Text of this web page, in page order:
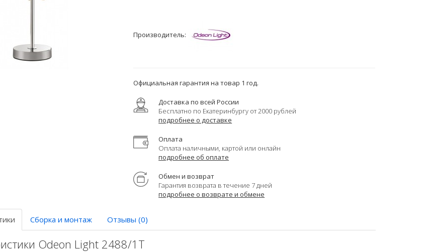
Производитель:
Официальная гарантия на товар 1 год.
Доставка по всей России
Бесплатно по Екатеринбургу от 2000 рублей
подробнее о доставке
Оплата
Оплата наличными, картой или онлайн
подробнее об оплате
Обмен и возврат
Гарантия возврата в течение 7 дней
подробнее о возврате и обмене
Сборка и монтаж Отзывы (0)
Odeon Light 2488/1T